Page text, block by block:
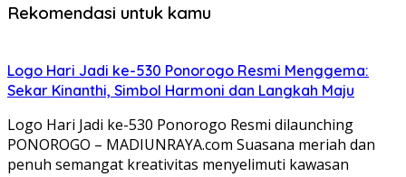
Rekomendasi untuk kamu
Logo Hari Jadi ke-530 Ponorogo Resmi Menggema:
Sekar Kinanthi, Simbol Harmoni dan Langkah Maju
Logo Hari Jadi ke-530 Ponorogo Resmi dilaunching
PONOROGO – MADIUNRAYA.com Suasana meriah dan
penuh semangat kreativitas menyelimuti kawasan